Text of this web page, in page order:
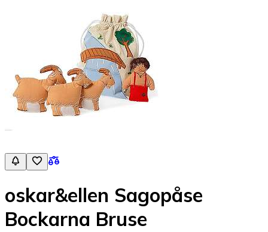
oskar&ellen Sagopåse
Bockarna Bruse